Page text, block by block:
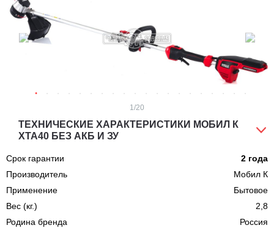
1/20
ТЕХНИЧЕСКИЕ ХАРАКТЕРИСТИКИ МОБИЛ К
XTA40 БЕЗ АКБ И ЗУ
Срок гарантии
2 года
Производитель
Мобил К
Применение
Бытовое
Вес (кг.)
2,8
Родина бренда
Россия